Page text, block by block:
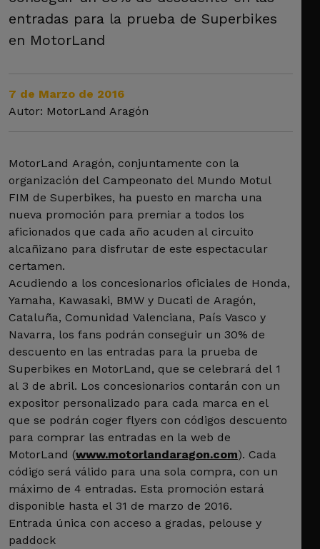
entradas para la prueba de Superbikes
en MotorLand
7 de Marzo de 2016
Autor: MotorLand Aragón
MotorLand Aragón, conjuntamente con la
organización del Campeonato del Mundo Motul
FIM de Superbikes, ha puesto en marcha una
nueva promoción para premiar a todos los
aficionados que cada año acuden al circuito
alcañizano para disfrutar de este espectacular
certamen.
Acudiendo a los concesionarios oficiales de Honda,
Yamaha, Kawasaki, BMW y Ducati de Aragón,
Cataluña, Comunidad Valenciana, País Vasco y
Navarra, los fans podrán conseguir un 30% de
descuento en las entradas para la prueba de
Superbikes en MotorLand, que se celebrará del 1
al 3 de abril. Los concesionarios contarán con un
expositor personalizado para cada marca en el
que se podrán coger flyers con códigos descuento
para comprar las entradas en la web de
MotorLand (www.motorlandaragon.com). Cada
código será válido para una sola compra, con un
máximo de 4 entradas. Esta promoción estará
disponible hasta el 31 de marzo de 2016.
Entrada única con acceso a gradas, pelouse y
paddock